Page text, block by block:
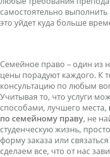
самостоятельно
это уйдет куда больше
Семейное право – один из
цены порадуют каждого. К
консультацию по любым
Учитывая то, что услуги
способами, лучшего места,
по семейному праву, не
студенческую жизнь,
форму заказа или
сделаем все, что от нас